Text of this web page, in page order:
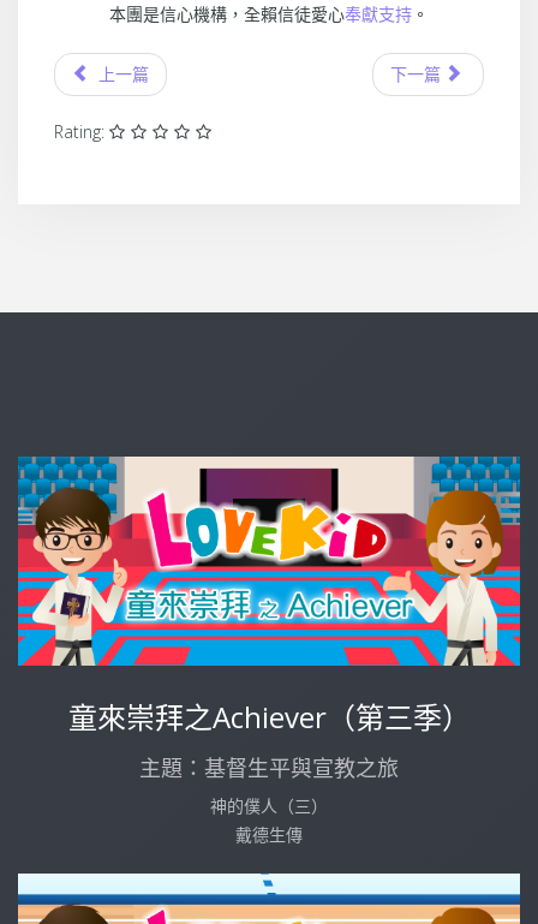
本團是信心機構，全賴信徒愛心奉獻支持 。
上一篇 下一篇
Rating:
童來崇拜之Achiever（第三季）
主題：基督生平與宣教之旅
神的僕人（三）
戴德生傳